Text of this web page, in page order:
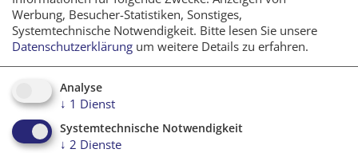
befassen.
Der Preis ist mit 5.000 Euro dotiertund wird für
Projekt-, Seminar-, Fach-, Bakkalaureat-, Diplom- oder
Masterarbeiten sowie Ideenkonzepte vergeben,
einen zukunftsorientierten Beitrag zur Lösung von
Verkehrs- und Parkproblemen in Städten leisten.
Dabei sind kreative Beiträge zum Verkehr der Zukunft
Werbung, Besucher-Statistiken, Sonstiges,
Systemtechnische Notwendigkeit. Bitte lesen Sie unsere
Datenschutzerklärung um weitere Details zu erfahren.
Analyse
↓ 1 Dienst
Systemtechnische Notwendigkeit
↓ 2 Dienste